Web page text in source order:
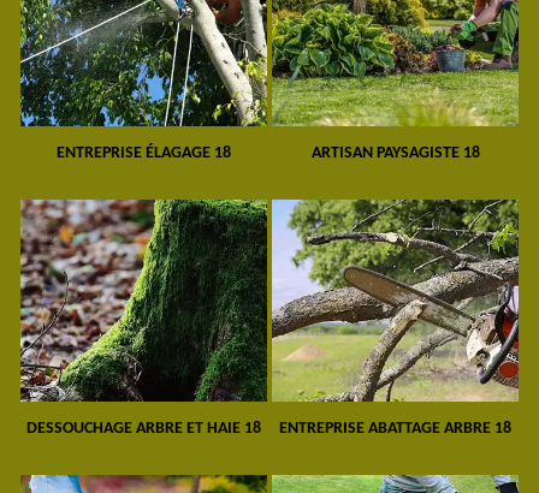
ENTREPRISE ÉLAGAGE 18 ARTISAN PAYSAGISTE 18
DESSOUCHAGE ARBRE ET HAIE 18 ENTREPRISE ABATTAGE ARBRE 18